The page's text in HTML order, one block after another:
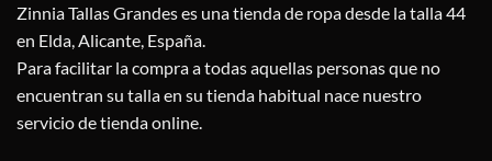
Zinnia Tallas Grandes es una tienda de ropa desde la talla 44
en Elda, Alicante, España.
Para facilitar la compra a todas aquellas personas que no
encuentran su talla en su tienda habitual nace nuestro
servicio de tienda online.